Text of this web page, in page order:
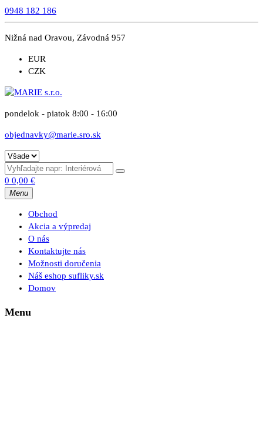
0948 182 186
Nižná nad Oravou, Závodná 957
EUR
CZK
pondelok - piatok 8:00 - 16:00
objednavky@marie.sro.sk
0 0,00 €
Menu
Obchod
Akcia a výpredaj
O nás
Kontaktujte nás
Možnosti doručenia
Náš eshop sufliky.sk
Domov
Menu